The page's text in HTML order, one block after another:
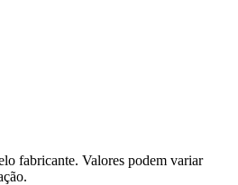
fabricante. Valores podem variar